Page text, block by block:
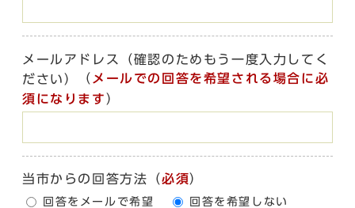
メールアドレス（確認のためもう一度入力してく
ださい）
（ メールでの回答を希望される場合に必
須になります ）
当市からの回答方法 （必須）
回答をメールで希望 回答を希望しない